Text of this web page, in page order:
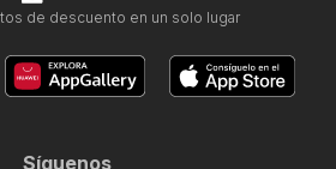
de descuento en un solo lugar
Síguenos